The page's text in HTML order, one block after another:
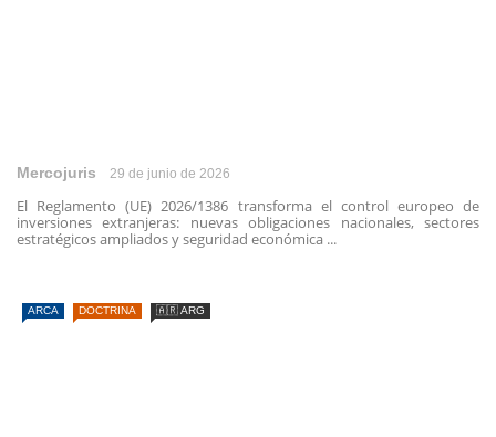
Mercojuris 29 de junio de 2026
El Reglamento (UE) 2026/1386 transforma el control europeo de
inversiones extranjeras: nuevas obligaciones nacionales, sectores
estratégicos ampliados y seguridad económica ...
ARCA DOCTRINA 🇦🇷 ARG